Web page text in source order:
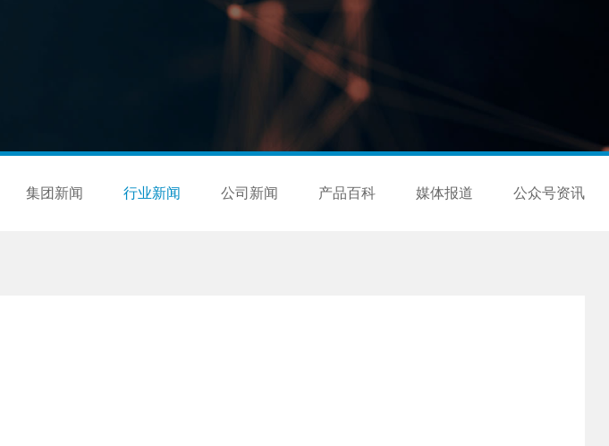
集团新闻 行业新闻 公司新闻 产品百科 媒体报道 公众号资讯